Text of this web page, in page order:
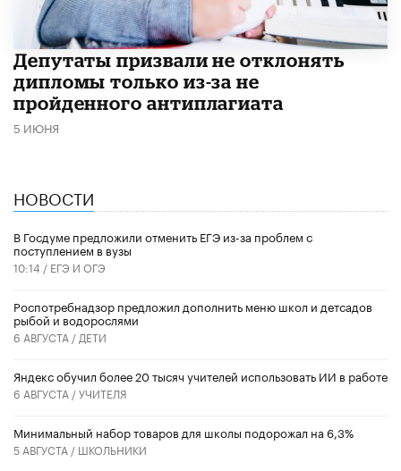
Депутаты призвали не отклонять
дипломы только из-за не
пройденного антиплагиата
5 ИЮНЯ
НОВОСТИ
В Госдуме предложили отменить ЕГЭ из-за проблем с
поступлением в вузы
10:14 / ЕГЭ И ОГЭ
Роспотребнадзор предложил дополнить меню школ и детсадов
рыбой и водорослями
6 АВГУСТА / ДЕТИ
​Яндекс обучил более 20 тысяч учителей использовать ИИ в работе
6 АВГУСТА /УЧИТЕЛЯ
Минимальный набор товаров для школы подорожал на 6,3%
5 АВГУСТА / ШКОЛЬНИКИ